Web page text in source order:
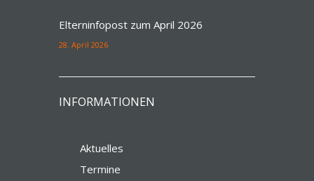
Elterninfopost zum April 2026
28. April 2026
INFORMATIONEN
Aktuelles
Termine